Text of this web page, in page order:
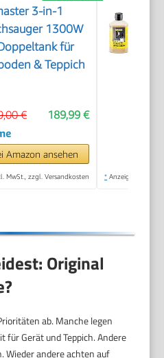
3-in-1
1300W
für
& Teppich
189,99 €
€
Amazon ansehen
MwSt., zzgl. Versandkosten * Anzeige
Original
ab. Manche legen
für Gerät und Teppich. Andere
Wieder andere achten auf